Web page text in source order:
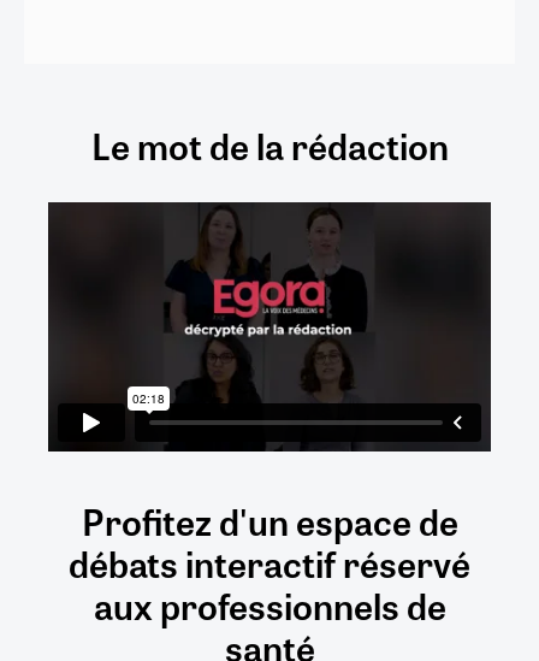
Le mot de la rédaction
Profitez d'un espace de
débatsinteractifréservé
auxprofessionnels de
santé